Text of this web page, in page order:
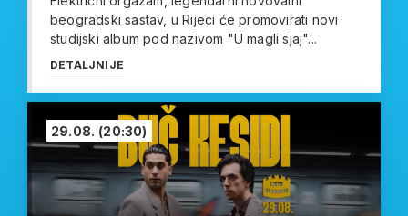
beogradski sastav, u Rijeci će promovirati novi
studijski album pod nazivom "U magli sjaj"...
DETALJNIJE
29.08. (20:30)